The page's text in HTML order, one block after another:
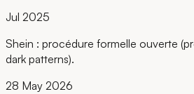
Jul 2025
Shein : procédure formelle ouverte
dark patterns).
28 May 2026